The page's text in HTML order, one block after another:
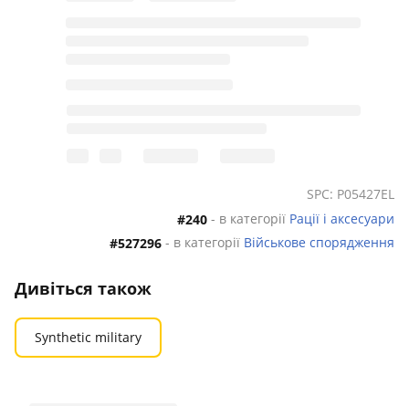
SPC: P05427EL
#240 - в категорії Рації і аксесуари
#527296 - в категорії Військове спорядження
Дивіться також
Synthetic military